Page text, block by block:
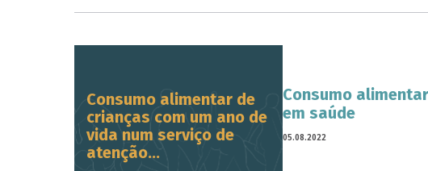
Consumo alimentar de
crianças com um ano de
vida num serviço de
atenção...
Consumo
em saúde
05.08.2022